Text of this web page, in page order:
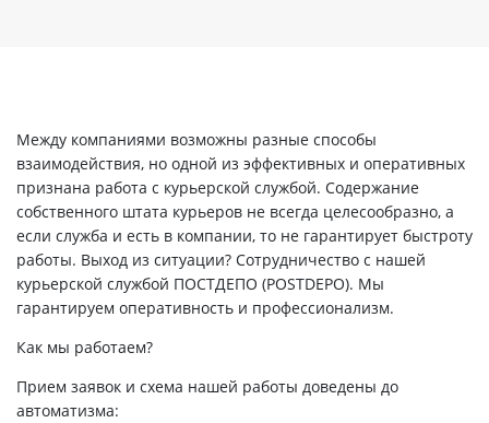
Между компаниями возможны разные способы
взаимодействия, но одной из эффективных и оперативных
признана работа с курьерской службой. Содержание
собственного штата курьеров не всегда целесообразно, а
если служба и есть в компании, то не гарантирует быстроту
работы. Выход из ситуации? Сотрудничество с нашей
курьерской службой ПОСТДЕПО (POSTDEPO). Мы
гарантируем оперативность и профессионализм.
Как мы работаем?
Прием заявок и схема нашей работы доведены до
автоматизма: